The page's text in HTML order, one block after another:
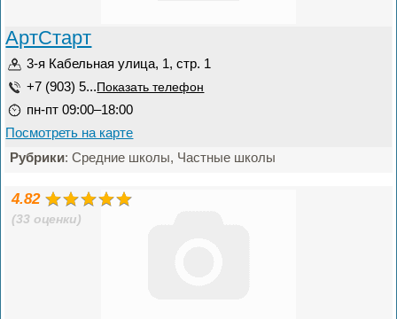
АртСтарт
3-я Кабельная улица, 1, стр. 1
+7 (903) 5... Показать телефон
пн-пт 09:00–18:00
Посмотреть на карте
Рубрики: Средние школы, Частные школы
4.82
(33 оценки)